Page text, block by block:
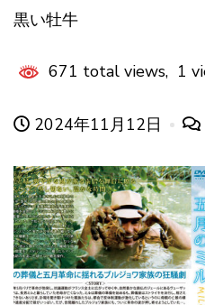
黒い牡牛
671 total views, 1
2024年11月12日